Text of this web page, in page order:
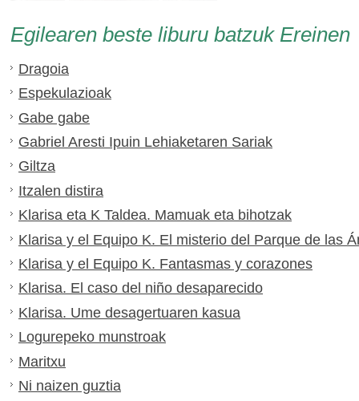
Egilearen beste liburu batzuk Ereinen
Dragoia
Espekulazioak
Gabe gabe
Gabriel Aresti Ipuin Lehiaketaren Sariak
Giltza
Itzalen distira
Klarisa eta K Taldea. Mamuak eta bihotzak
Klarisa y el Equipo K. El misterio del Parque de las
Klarisa y el Equipo K. Fantasmas y corazones
Klarisa. El caso del niño desaparecido
Klarisa. Ume desagertuaren kasua
Logurepeko munstroak
Maritxu
Ni naizen guztia